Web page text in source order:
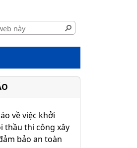
về việc khởi
thầu thi công xây
bảo an toàn